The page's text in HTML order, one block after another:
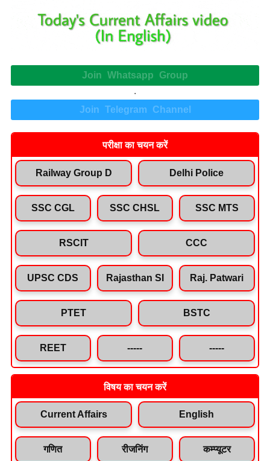
Join Whatsapp Group
.
Join Telegram Channel
परीक्षा का चयन करें
Railway Group D Delhi Police
SSC CGL SSC CHSL SSC MTS
RSCIT CCC
UPSC CDS Rajasthan SI Raj. Patwari
PTET BSTC
REET ----- -----
विषय का चयन करें
Current Affairs English
गणित रीजनिंग कम्प्यूटर